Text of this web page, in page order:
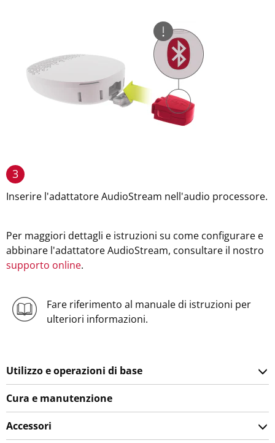
3
Inserire l'adattatore AudioStream nell'audio processore.
Per maggiori dettagli e istruzioni su come configurare e
abbinare l'adattatore AudioStream, consultare il nostro
supporto online.
Fare riferimento al manuale di istruzioni per
ulteriori informazioni.
Utilizzo e operazioni di base
Cura e manutenzione
Accessori